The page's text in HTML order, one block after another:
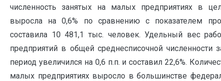
численность занятых на малых предприятиях в
выросла на 0,6% по сравнению с показателем
составила 10 481,1 тыс. человек. Удельный вес
предприятий в общей среднесписочной численности
период увеличился на 0,6 п.п. и составил 22,6%.
малых предприятиях выросло в большинстве